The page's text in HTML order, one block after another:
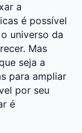
a
é possível
universo da
Mas
seja a
para ampliar
por seu
é